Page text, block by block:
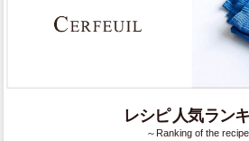
レシピ 人気ラン
～Ranking of the